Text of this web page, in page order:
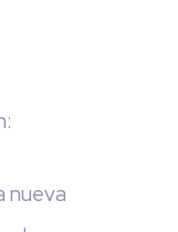
nueva